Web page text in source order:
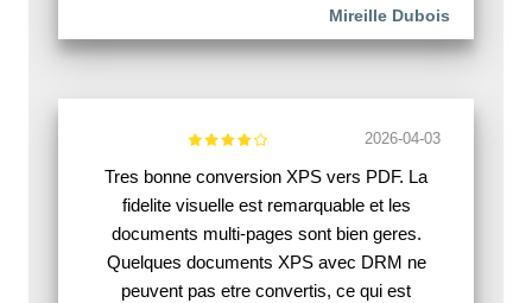
Mireille Dubois
2026-04-03
Tres bonne conversion XPS vers PDF. La
fidelite visuelle est remarquable et les
documents multi-pages sont bien geres.
Quelques documents XPS avec DRM ne
peuvent pas etre convertis, ce qui est